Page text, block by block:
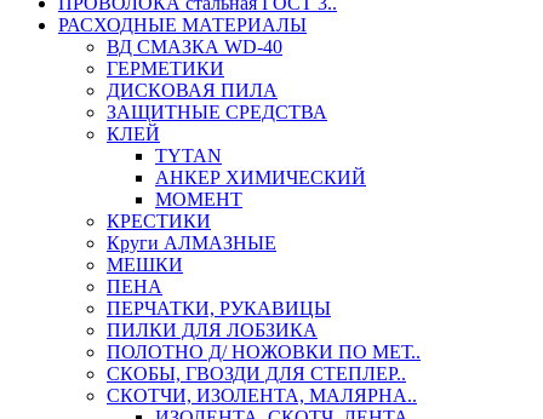
РАСХОДНЫЕ МАТЕРИАЛЫ
ВД СМАЗКА WD-40
ГЕРМЕТИКИ
ДИСКОВАЯ ПИЛА
ЗАЩИТНЫЕ СРЕДСТВА
КЛЕЙ
TYTAN
АНКЕР ХИМИЧЕСКИЙ
МОМЕНТ
КРЕСТИКИ
Круги АЛМАЗНЫЕ
МЕШКИ
ПЕНА
ПЕРЧАТКИ, РУКАВИЦЫ
ПИЛКИ ДЛЯ ЛОБЗИКА
ПОЛОТНО Д/ НОЖОВКИ ПО МЕТ..
СКОБЫ, ГВОЗДИ ДЛЯ СТЕПЛЕР..
СКОТЧИ, ИЗОЛЕНТА, МАЛЯРНА..